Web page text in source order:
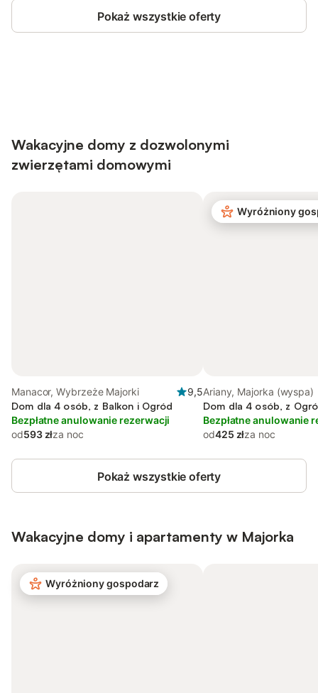
Pokaż wszystkie oferty
Wakacyjne domy z dozwolonymi
zwierzętami domowymi
Manacor, Wybrzeże Majorki
9,5
Dom dla 4 osób, z Balkon i Ogród
Bezpłatne anulowanie rezerwacji
od593 złza noc
Wyróżniony
Ariany, Majorka (wyspa)
Dom dla 4 osób, z
Bezpłatne anulowanie
od425 złza noc
Pokaż wszystkie oferty
Wakacyjne domy i apartamenty w Majorka
Wyróżniony gospodarz